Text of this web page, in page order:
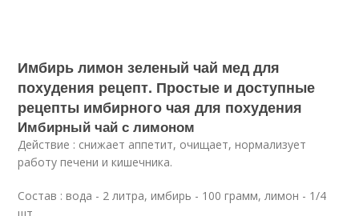
Имбирь лимон зеленый чай мед для
похудения рецепт. Простые и доступные
рецепты имбирного чая для похудения
Имбирный чай с лимоном
Действие : снижает аппетит, очищает, нормализует
работу печени и кишечника.
Состав : вода - 2 литра, имбирь - 100 грамм, лимон - 1/4